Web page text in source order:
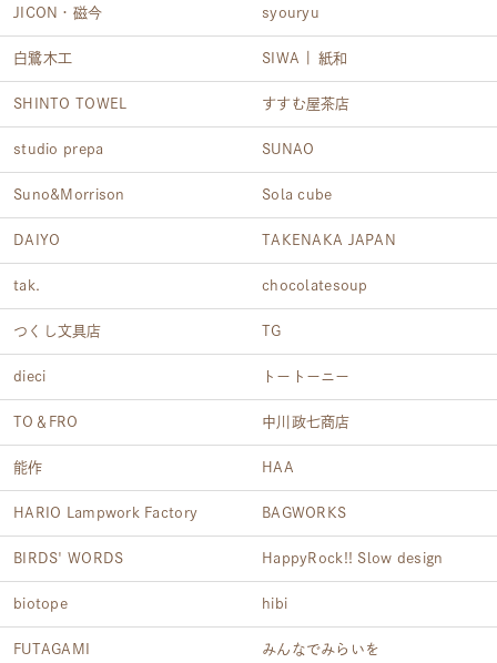
JICON・磁今 syouryu
白鷺木工 SIWA | 紙和
SHINTO TOWEL すすむ屋茶店
studio prepa SUNAO
Suno&Morrison Sola cube
DAIYO TAKENAKA JAPAN
tak. chocolatesoup
つくし文具店 TG
dieci トートーニー
TO＆FRO 中川政七商店
能作 HAA
HARIO Lampwork Factory BAGWORKS
BIRDS' WORDS HappyRock!! Slow design
biotope hibi
FUTAGAMI みんなでみらいを